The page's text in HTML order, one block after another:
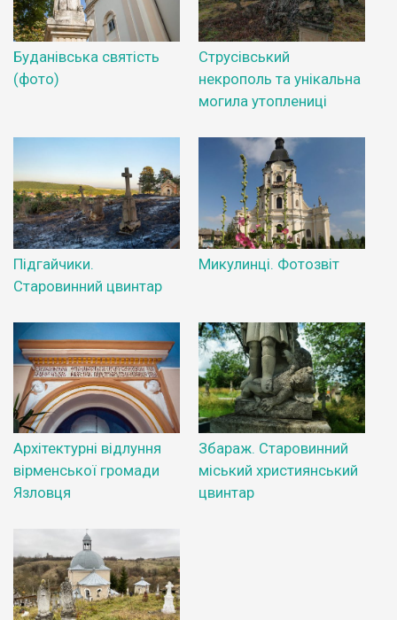
Буданівська святість
(фото)
Струсівський
некрополь та унікальна
могила утоплениці
Підгайчики.
Старовинний цвинтар
Микулинці. Фотозвіт
Архітектурні відлуння
вірменської громади
Язловця
Збараж. Старовинний
міський християнський
цвинтар